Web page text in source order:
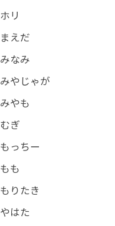
ホリ
まえだ
みなみ
みやじゃが
みやも
むぎ
もっちー
もも
もりたき
やはた